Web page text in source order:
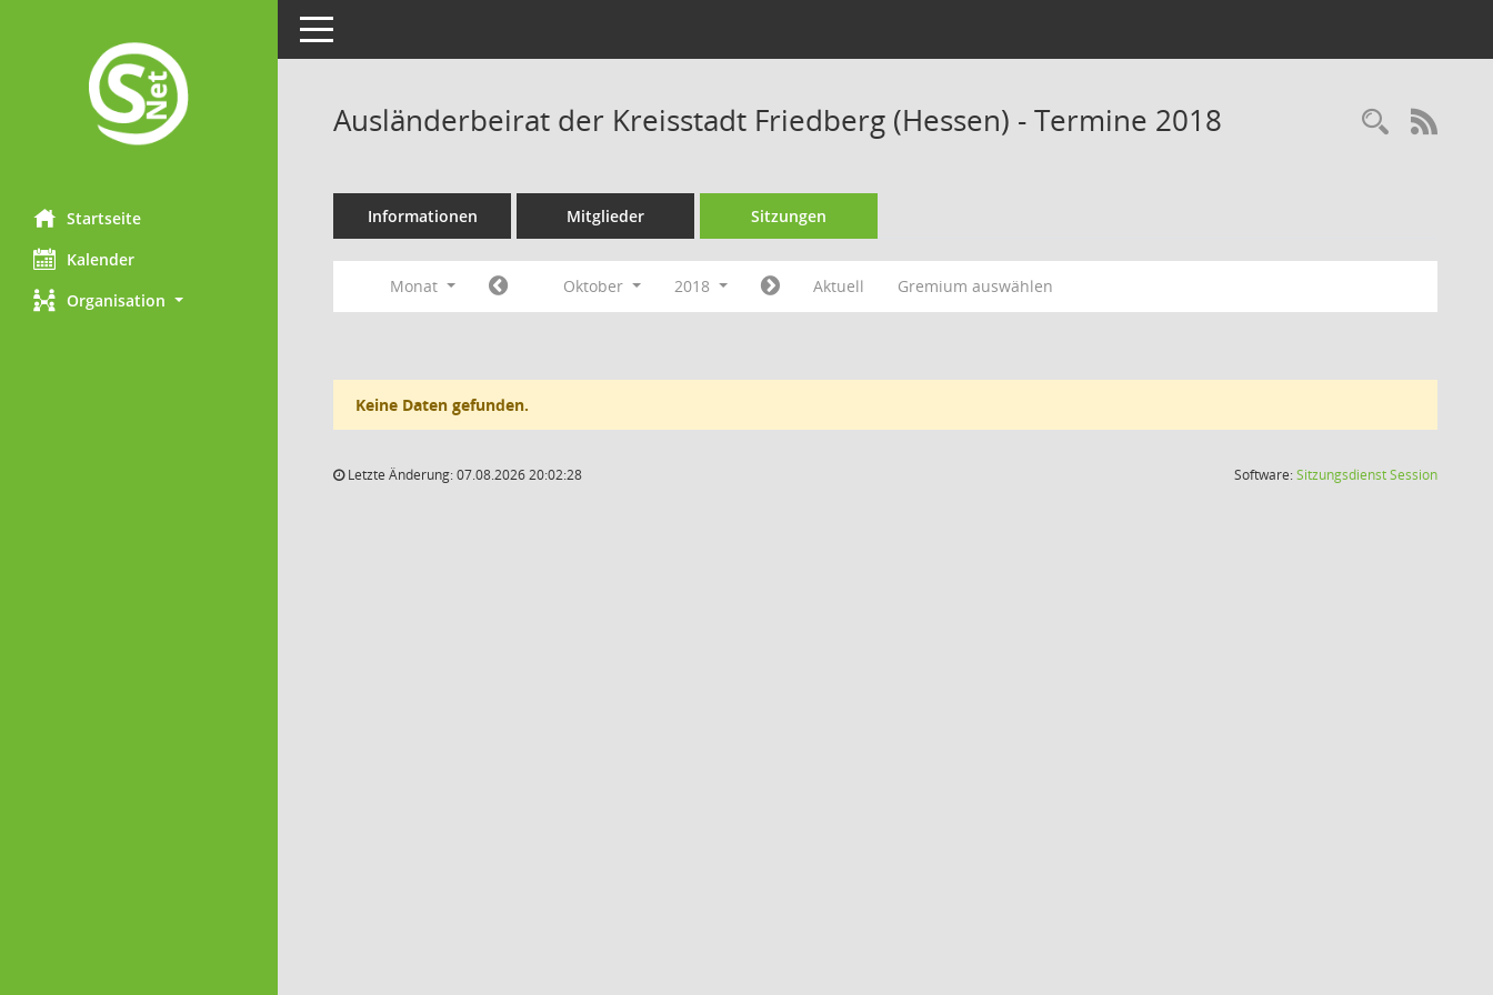
Startseite
Kalender
Organisation
Toggle navigation
Ausländerbeirat der Kreisstadt Friedberg (Hessen) - Termine 2018
Informationen Mitglieder Sitzungen
Monat Oktober 2018 Aktuell Gremium auswählen
Keine Daten gefunden.
Letzte Änderung: 07.08.2026 20:02:28 Software:SitzungsdienstSession(Wird in